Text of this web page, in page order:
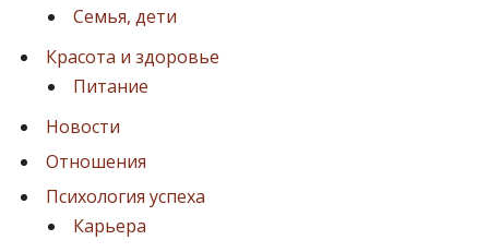
Семья, дети
Красота и здоровье
Питание
Новости
Отношения
Психология успеха
Карьера